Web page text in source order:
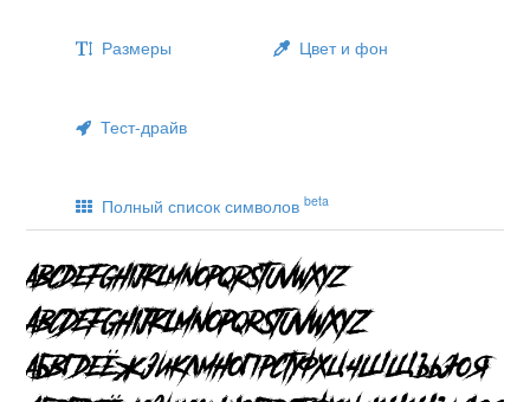
Размеры Цвет и фон
Тест-драйв
Полный список символов beta